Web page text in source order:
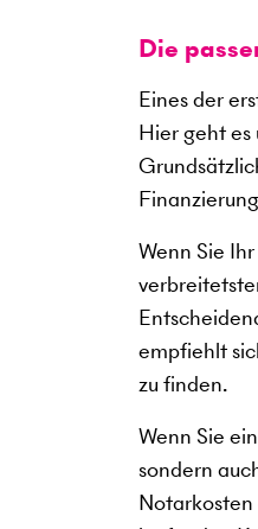
Die
Eines der
Hier geht es
Wenn Sie
empfiehlt
zu finden.
Wenn Sie
sondern
Notarkosten